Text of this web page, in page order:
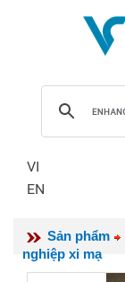
VI
EN
Sản phẩm
nghiệp xi mạ